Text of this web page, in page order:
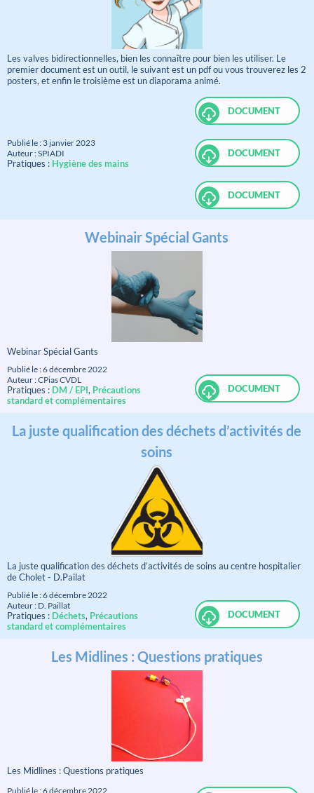
Les valves bidirectionnelles, bien les connaître pour bien les utiliser. Le
premier document est un outil, le suivant est un pdf ou vous trouverez les 2
posters, et enfin le troisième est un diaporama animé.
Publié le : 3 janvier 2023
Auteur : SPIADI
Pratiques : Hygiène des mains
DOCUMENT
DOCUMENT
DOCUMENT
Webinair Spécial Gants
Webinar Spécial Gants
Publié le : 6 décembre 2022
Auteur : CPias CVDL
Pratiques : DM / EPI, Précautions
standard et complémentaires
DOCUMENT
La juste qualification des déchets d’activités de
soins
La juste qualification des déchets d’activités de soins au centre hospitalier
de Cholet - D.Pailat
Publié le : 6 décembre 2022
Auteur : D. Paillat
Pratiques : Déchets, Précautions
standard et complémentaires
DOCUMENT
Les Midlines : Questions pratiques
Les Midlines : Questions pratiques
Publié le : 6 décembre 2022